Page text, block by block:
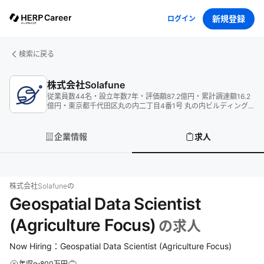
ログイン 新規登録
検索に戻る
株式会社Solafune
従業員数44名 ・ 設立年数7年 ・ 評価額87.2億円 ・ 累計調達額16.2
億円 ・ 東京都千代田区丸の内二丁目4番1号 丸の内ビルディング
企業情報 求人
株式会社Solafuneの
Geospatial Data Scientist
(Agriculture Focus) の求人
Now Hiring：Geospatial Data Scientist (Agriculture Focus)